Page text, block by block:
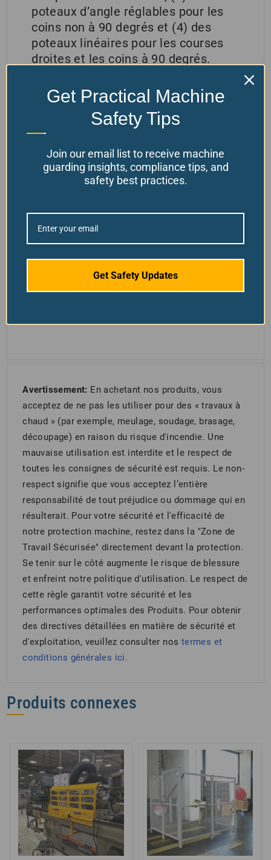
poteaux d’angle réglables pour les
coins non à 90 degrés et (4) des
poteaux linéaires pour les courses
droites et les coins à 90 degrés.
avec chaque commande postale pour
garantir résistance et stabilité.
Tous les poteaux Velox sont livrés
dans la couleur de peinture jaune de
sécurité standard.
La hauteur du poteau est égale à la
assemblés.
PLUS D’INFORMATION
Avertissement: En achetant nos produits, vous
acceptez de ne pas les utiliser pour des « travaux à
chaud » (par exemple, meulage, soudage, brasage,
découpage) en raison du risque d'incendie. Une
mauvaise utilisation est interdite et le respect de
toutes les consignes de sécurité est requis. Le non-
respect signifie que vous acceptez l’entière
responsabilité de tout préjudice ou dommage qui en
résulterait. Pour votre sécurité et l'efficacité de
notre protection machine, restez dans la "Zone de
Travail Sécurisée" directement devant la protection.
Se tenir sur le côté augmente le risque de blessure
et enfreint notre politique d'utilisation. Le respect de
cette règle garantit votre sécurité et les
performances optimales des Produits. Pour obtenir
des directives détaillées en matière de sécurité et
d'exploitation, veuillez consulter nos termes et
conditions générales ici.
Produits connexes
Get Practical Machine
Safety Tips
Join our email list to receive machine
guarding insights, compliance tips, and
safety best practices.
Get Safety Updates